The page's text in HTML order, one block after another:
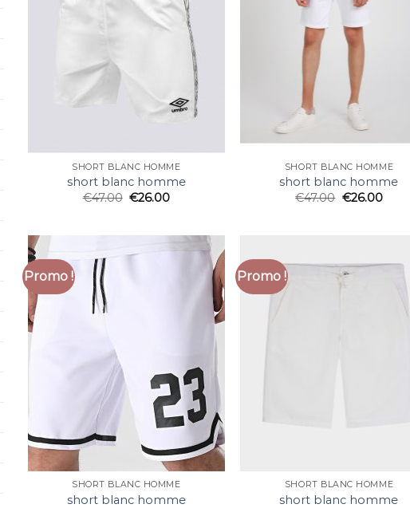
SHORT BLANC HOMME
short blanc homme
€47.00 €26.00
SHORT BLANC HOMME
short blanc homme
€47.00 €26.00
Promo !
SHORT BLANC HOMME
short blanc homme
Promo !
SHORT BLANC HOMME
short blanc homme